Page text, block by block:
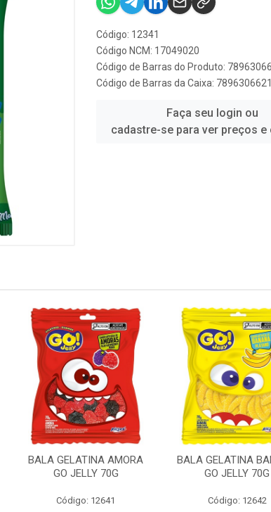
Código: 12341
Código NCM: 17049020
Código de Barras do Produto:
Código de Barras da Caixa:
Faça seu login ou
cadastre-se para ver preços e
BALA GELATINA AMORA
GO JELLY 70G
Código: 12641
BALA GELATINA
GO JELLY 70G
Código: 12642